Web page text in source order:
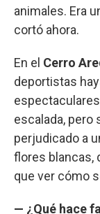
animales. Era
cortó ahora.
En el Cerro
deportistas
escalada, pero
perjudicado a
flores blancas,
que ver cómo
— ¿Qué hace